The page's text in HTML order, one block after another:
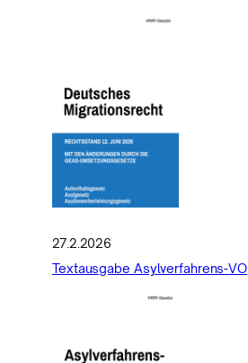
27.2.2026
Textausgabe Asylverfahrens-VO